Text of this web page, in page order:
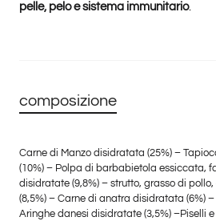
pelle, pelo e sistema immunitario.
composizione
Carne di Manzo disidratata (25%) –
(10%) – Polpa di barbabietola essiccata,
disidratate (9,8%) – strutto, grasso di
(8,5%) – Carne di anatra disidratata (6%)
Aringhe danesi disidratate (3,5%) –Piselli